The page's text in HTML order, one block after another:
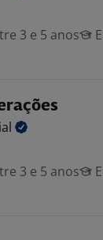
3 e 5 anos
3 e 5 anos